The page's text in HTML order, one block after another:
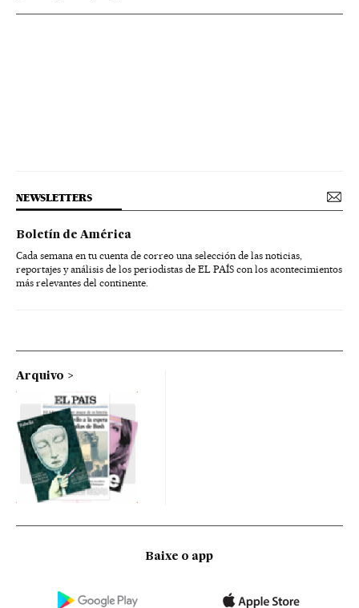
NEWSLETTERS
Boletín de América
Cada semana en tu cuenta de correo una selección de las noticias,
reportajes y análisis de los periodistas de EL PAÍS con los acontecimientos
más relevantes del continente.
Arquivo
Baixe o app